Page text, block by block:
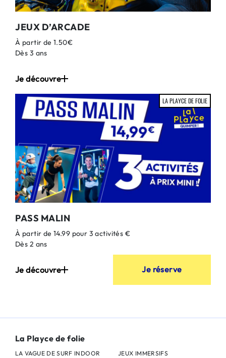
JEUX D’ARCADE
À partir de 1.50€
Dès 3 ans
Je découvre
LA PLAYCE DE FOLIE
PASS MALIN
À partir de 14.99 pour 3 activités €
Dès 2 ans
Je découvre Je réserve
La Playce de folie
LA VAGUE DE SURF INDOOR
JEUX IMMERSIFS